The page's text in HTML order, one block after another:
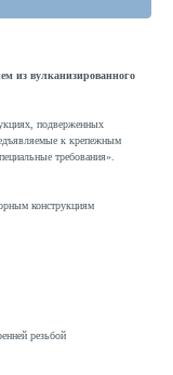
из вулканизированного
подверженных
к крепежным
требования».
конструкциям
резьбой